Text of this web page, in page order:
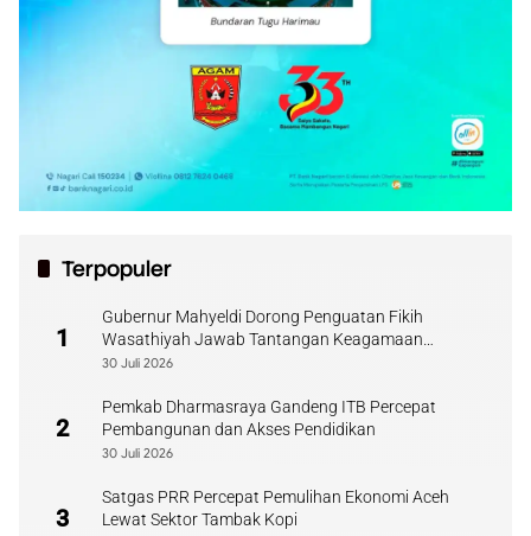
Terpopuler
1
Gubernur Mahyeldi Dorong Penguatan Fikih
Wasathiyah Jawab Tantangan Keagamaan
Kontemporer
30 Juli 2026
2
Pemkab Dharmasraya Gandeng ITB Percepat
Pembangunan dan Akses Pendidikan
30 Juli 2026
3
Satgas PRR Percepat Pemulihan Ekonomi Aceh
Lewat Sektor Tambak Kopi